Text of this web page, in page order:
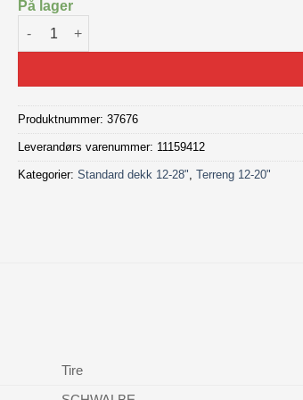
På lager
SCHWALBE Green Marathon 20x1,9" dekk
Produktnummer:37676
Leverandørs varenummer: 11159412
Kategorier:Standard dekk 12-28",Terreng 12-20"
Tire